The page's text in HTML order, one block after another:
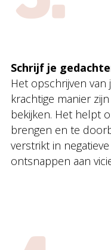
Schrijf je
Het opschrijven
krachtige manier
bekijken. Het helpt
brengen en te
verstrikt in
ontsnappen aan